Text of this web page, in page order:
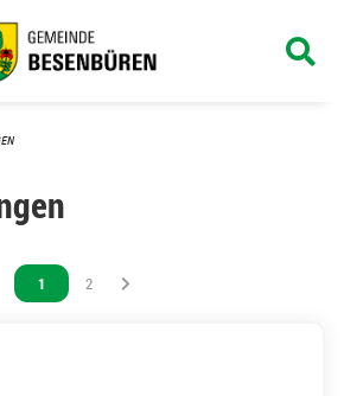
Vous êtes sur la page
1 Vous êtes sur la page
2